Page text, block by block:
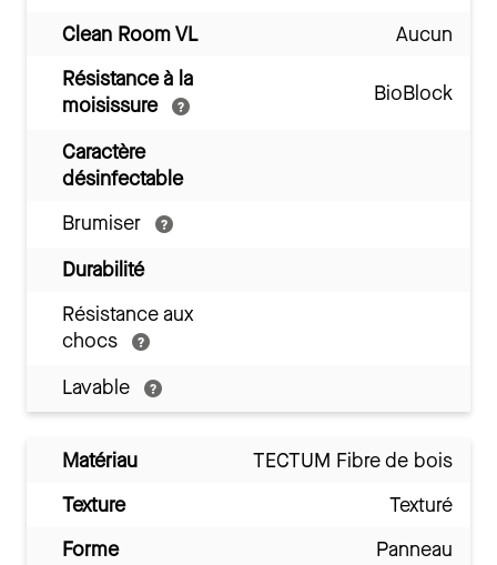
Clean Room VL
Aucun
Résistance à la
moisissure
BioBlock
Caractère
désinfectable
Brumiser
Durabilité
Résistance aux
chocs
Lavable
Matériau
TECTUM Fibre de bois
Texture
Texturé
Forme
Panneau